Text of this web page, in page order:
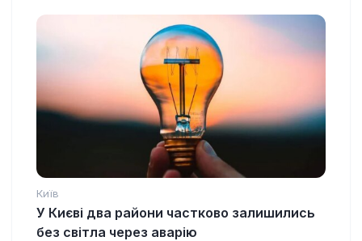
Київ
У Києві два райони частково залишились
без світла через аварію